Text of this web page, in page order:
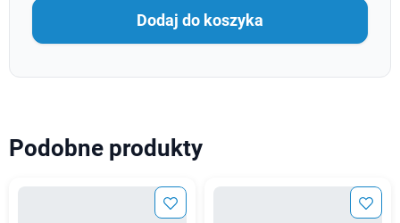
Dodaj do koszyka
Podobne produkty